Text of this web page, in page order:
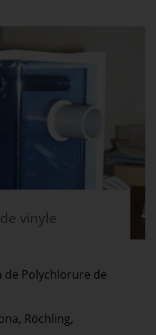
vinyle
de Polychlorure de
Röchling,